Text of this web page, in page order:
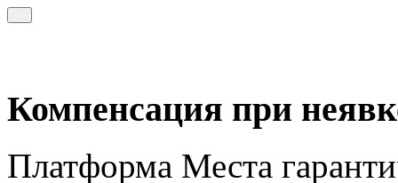
Компенсация при
Платформа Места